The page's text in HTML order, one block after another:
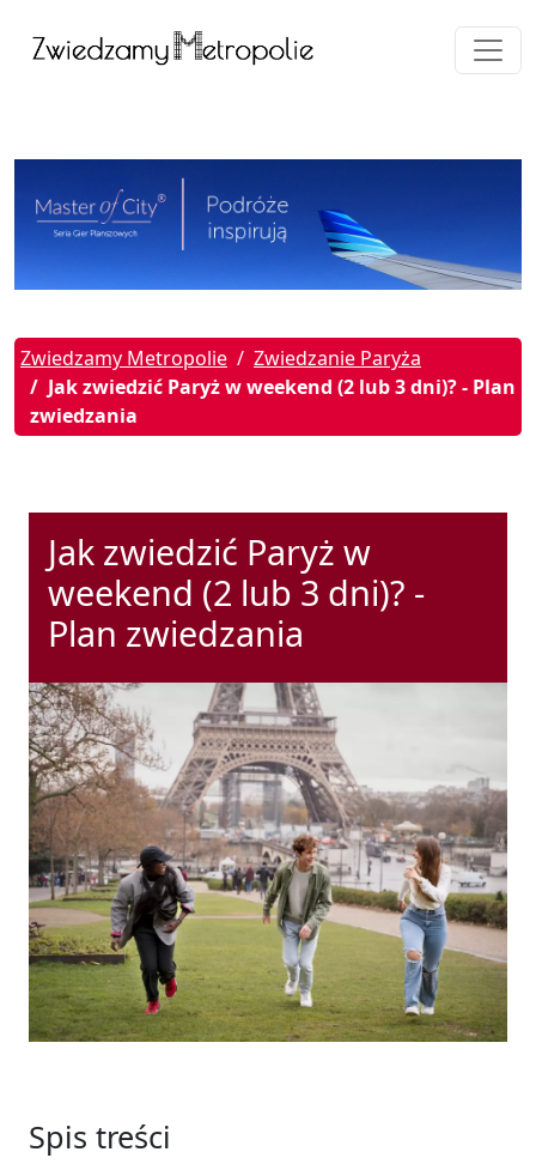
Zwiedzamy Metropolie
Zwiedzanie Paryża
Jak zwiedzić Paryż w weekend (2 lub 3 dni)? - Plan
zwiedzania
Jak zwiedzić Paryż w
weekend (2 lub 3 dni)? -
Plan zwiedzania
Spis treści